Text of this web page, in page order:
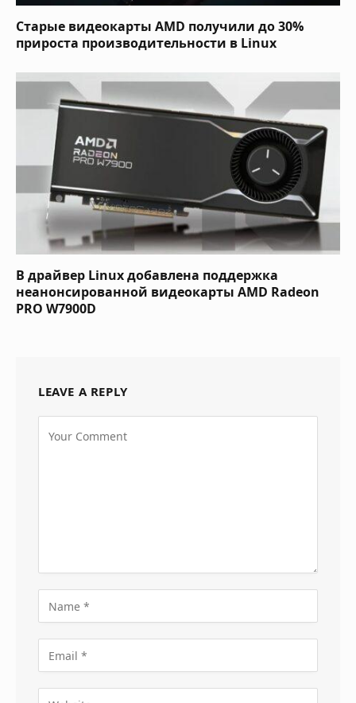
Старые видеокарты AMD получили до 30%
прироста производительности в Linux
В драйвер Linux добавлена поддержка
неанонсированной видеокарты AMD Radeon
PRO W7900D
LEAVE A REPLY